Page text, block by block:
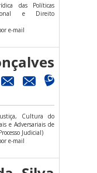
das Políticas
e Direito
e-mail
Cultura do
e Adversariais de
Judicial)
e-mail